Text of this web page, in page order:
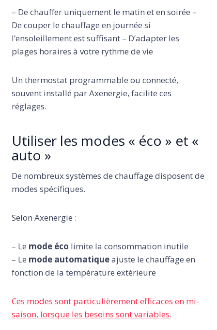
– De chauffer uniquement le matin et en soirée –
De couper le chauffage en journée si
l’ensoleillement est suffisant – D’adapter les
plages horaires à votre rythme de vie
Un thermostat programmable ou connecté,
souvent installé par Axenergie, facilite ces
réglages.
Utiliser les modes « éco » et «
auto »
De nombreux systèmes de chauffage disposent de
modes spécifiques.
Selon Axenergie :
– Le mode éco limite la consommation inutile
– Le mode automatiqueajuste le chauffage en
fonction de la température extérieure
Ces modes sont particulièrement efficaces en mi-
saison, lorsque les besoins sont variables.